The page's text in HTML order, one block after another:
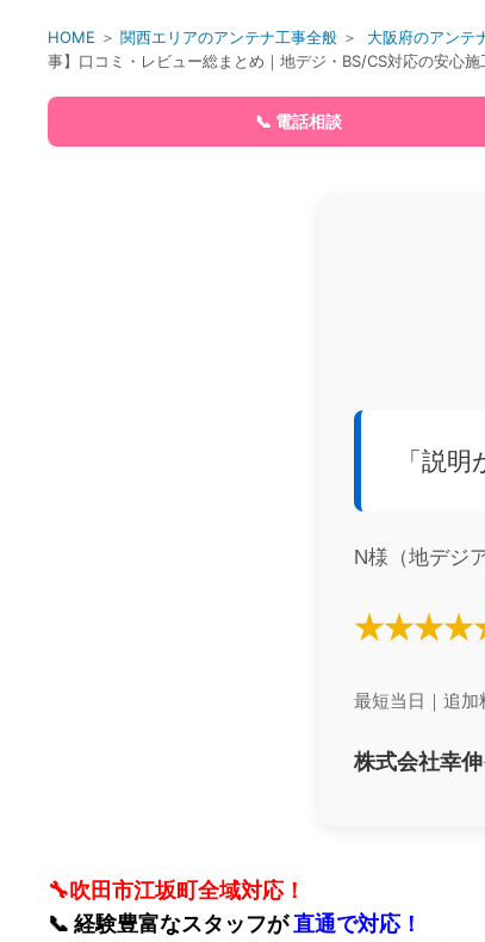
HOME ＞ 関西エリアのアンテナ工事全般 ＞ 大阪府のアンテ
事】口コミ・レビュー総まとめ｜地デジ・BS/CS対応の安心施
📞 電話相談
「説
N様（地デジ
最短当日｜追
株式会社幸
🔧吹田市江坂町全域対応！
📞 経験豊富なスタッフが直通で対応！